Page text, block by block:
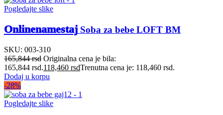
Pogledajte slike
Onlinenamestaj Soba za bebe LOFT BM
SKU: 003-310
165,844rsd Originalna cena je bila:
165,844 rsd.118,460 rsdTrenutna cena je: 118,460 rsd.
Dodaj u korpu
-28%
Pogledajte slike